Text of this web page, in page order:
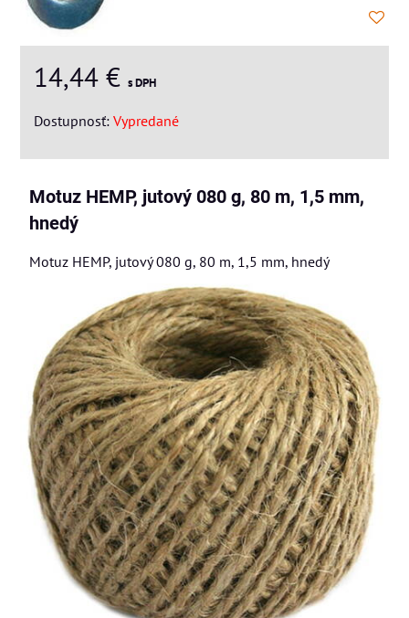
14,44 € s DPH
Dostupnosť: Vypredané
Motuz HEMP, jutový 080 g, 80 m, 1,5 mm,
hnedý
Motuz HEMP, jutový 080 g, 80 m, 1,5 mm, hnedý